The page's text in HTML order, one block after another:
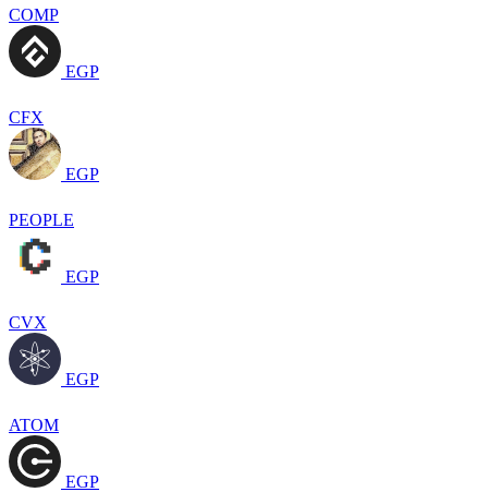
COMP
EGP
CFX
EGP
PEOPLE
EGP
CVX
EGP
ATOM
EGP